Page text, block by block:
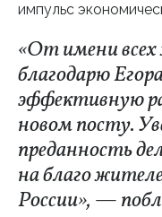
импульс
«От имени
благодарю
эффективную
новом посту.
преданность
на благо
России», —